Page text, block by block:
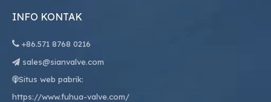
INFO KONTAK
 +86.571 8768 0216
 sales@sianvalve.com
Situs web pabrik:
https://www.fuhua-valve.com/